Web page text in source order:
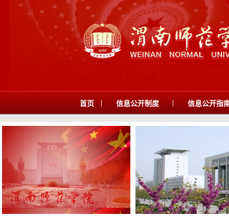
首页 信息公开制度 信息公开指